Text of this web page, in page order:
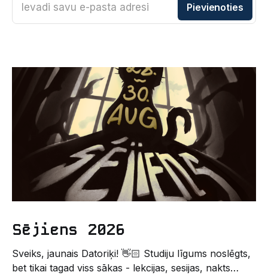
Ievadi savu e-pasta adresi Pievienoties
Sējiens 2026
Sveiks, jaunais Datoriķi! 👋🏻 Studiju līgums noslēgts,
bet tikai tagad viss sākas - lekcijas, sesijas, nakts